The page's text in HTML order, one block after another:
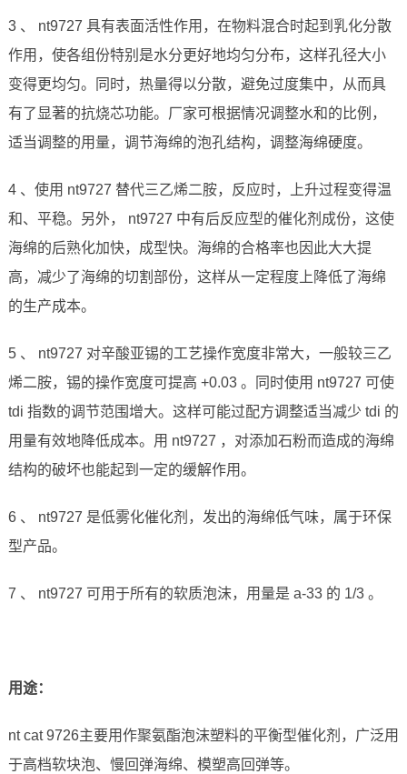
3 、 nt9727 具有表面活性作用，在物料混合时起到乳化分散
作用，使各组份特别是水分更好地均匀分布，这样孔径大小
变得更均匀。同时，热量得以分散，避免过度集中，从而具
有了显著的抗烧芯功能。厂家可根据情况调整水和的比例，
适当调整的用量，调节海绵的泡孔结构，调整海绵硬度。
4 、使用 nt9727 替代三乙烯二胺，反应时，上升过程变得温
和、平稳。另外， nt9727 中有后反应型的催化剂成份，这使
海绵的后熟化加快，成型快。海绵的合格率也因此大大提
高，减少了海绵的切割部份，这样从一定程度上降低了海绵
的生产成本。
5 、 nt9727 对辛酸亚锡的工艺操作宽度非常大，一般较三乙
烯二胺，锡的操作宽度可提高 +0.03 。同时使用 nt9727 可使
tdi 指数的调节范围增大。这样可能过配方调整适当减少 tdi 的
用量有效地降低成本。用 nt9727 ，对添加石粉而造成的海绵
结构的破坏也能起到一定的缓解作用。
6 、 nt9727 是低雾化催化剂，发出的海绵低气味，属于环保
型产品。
7 、 nt9727 可用于所有的软质泡沫，用量是 a-33 的 1/3 。
用途：
nt cat 9726主要用作聚氨酯泡沫塑料的平衡型催化剂，广泛用
于高档软块泡、慢回弹海绵、模塑高回弹等。